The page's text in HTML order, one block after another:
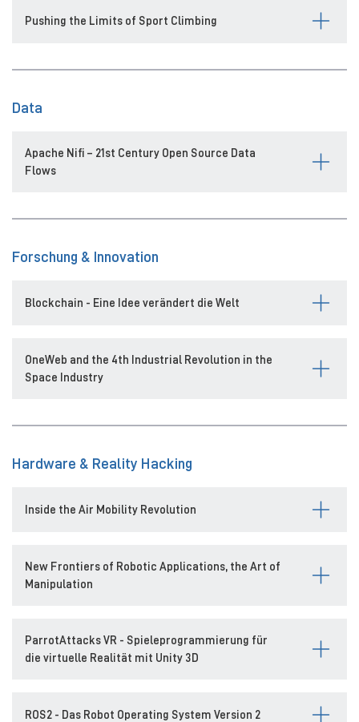
Pushing the Limits of Sport Climbing
Data
Apache Nifi – 21st Century Open Source Data
Flows
Forschung & Innovation
Blockchain - Eine Idee verändert die Welt
OneWeb and the 4th Industrial Revolution in the
Space Industry
Hardware & Reality Hacking
Inside the Air Mobility Revolution
New Frontiers of Robotic Applications, the Art of
Manipulation
ParrotAttacks VR - Spieleprogrammierung für
die virtuelle Realität mit Unity 3D
ROS2 - Das Robot Operating System Version 2